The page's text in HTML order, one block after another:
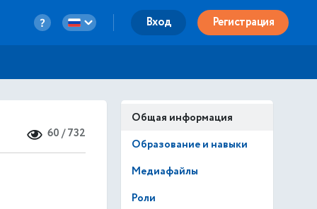
Вход Регистрация
60 / 732
Общая информация
Образование и навыки
Медиафайлы
Роли